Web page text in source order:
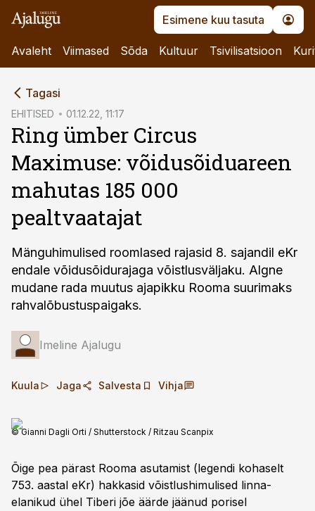
Esimene kuu tasuta
Avaleht Viimased Sõda Kultuur Tsivilisatsioon
Tagasi
EHITISED 01.12.22, 11:17
Ring ümber Circus
Maximuse: võidusõiduareen
mahutas 185 000
pealtvaatajat
Mänguhimulised roomlased rajasid 8. sajandil eKr
endale võidusõidurajaga võistlusväljaku. Algne
mudane rada muutus ajapikku Rooma suurimaks
rahvalõbustuspaigaks.
Imeline Ajalugu
Kuula Jaga Salvesta Vihja
© Gianni Dagli Orti / Shutterstock / Ritzau Scanpix
Õige pea pärast Rooma asutamist (legendi kohaselt
753. aastal eKr) hakkasid võistlushimulised linna­
elanikud ühel Tiberi jõe äärde jäänud porisel